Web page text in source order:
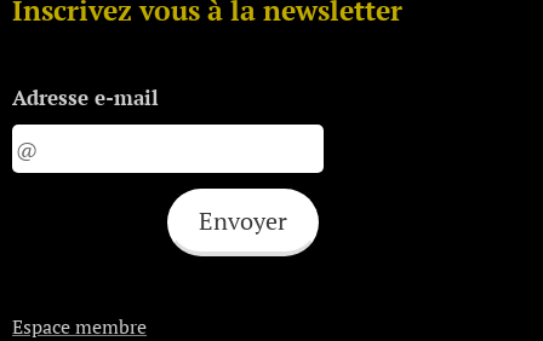
Inscrivez vous à la newsletter
Adresse e-mail
Envoyer
Espace membre